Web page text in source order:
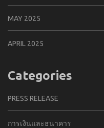
MAY 2025
APRIL 2025
Categories
PRESS RELEASE
การเงินและธนาคาร